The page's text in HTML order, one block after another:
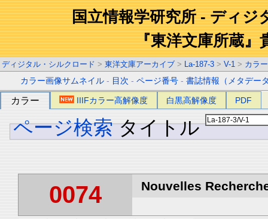
国立情報学研究所 - ディジ
『東洋文庫所蔵』
ディジタル・シルクロード > 東洋文庫アーカイブ > La-187-3 > V-1 > カラ
カラー画像サムネイル - 目次 -ページ番号 -書誌情報（メタデー
カラー IIIFカラー高解像度 白黒高解像度 PDF
ページ検索 タイトル
0074 Nouvelles